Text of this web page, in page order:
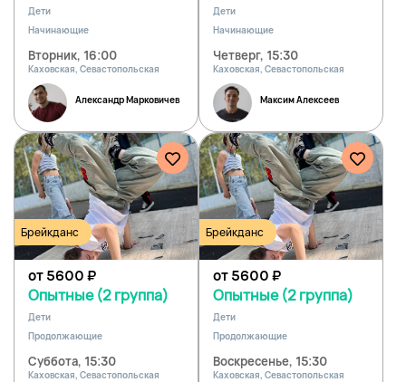
Дети
Начинающие
Вторник, 16:00
Каховская, Севастопольская
Александр Марковичев
Дети
Начинающие
Четверг, 15:30
Каховская, Севастопольская
Максим Алексеев
Брейкданс
от 5600₽
Опытные (2 группа)
Дети
Продолжающие
Суббота, 15:30
Каховская, Севастопольская
Брейкданс
от 5600₽
Опытные (2 группа)
Дети
Продолжающие
Воскресенье, 15:30
Каховская, Севастопольская